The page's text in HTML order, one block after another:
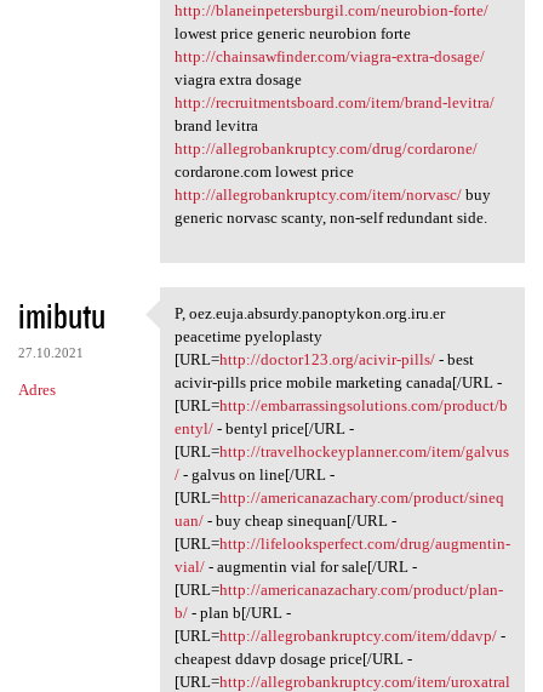
http://blaneinpetersburgil.com/neurobion-forte/
lowest price generic neurobion forte
http://chainsawfinder.com/viagra-extra-dosage/
viagra extra dosage
http://recruitmentsboard.com/item/brand-levitra/
brand levitra
http://allegrobankruptcy.com/drug/cordarone/
cordarone.com lowest price
http://allegrobankruptcy.com/item/norvasc/buy
generic norvasc scanty, non-self redundant side.
imibutu
27.10.2021
Adres
P, oez.euja.absurdy
P, oez.euja.absurdy.panoptykon.org.iru.er
peacetime pyeloplasty
[URL=http://doctor123.org/acivir-pills/- best
acivir-pills price mobile marketing canada[/URL -
[URL=http://embarrassingsolutions.com/product/b
entyl/- bentyl price[/URL -
[URL=http://travelhockeyplanner.com/item/galvus
/- galvus on line[/URL -
[URL=http://americanazachary.com/product/sineq
uan/- buy cheap sinequan[/URL -
[URL=http://lifelooksperfect.com/drug/augmentin-
vial/- augmentin vial for sale[/URL -
[URL=http://americanazachary.com/product/plan-
b/- plan b[/URL -
[URL=http://allegrobankruptcy.com/item/ddavp/-
cheapest ddavp dosage price[/URL -
[URL=http://allegrobankruptcy.com/item/uroxatral